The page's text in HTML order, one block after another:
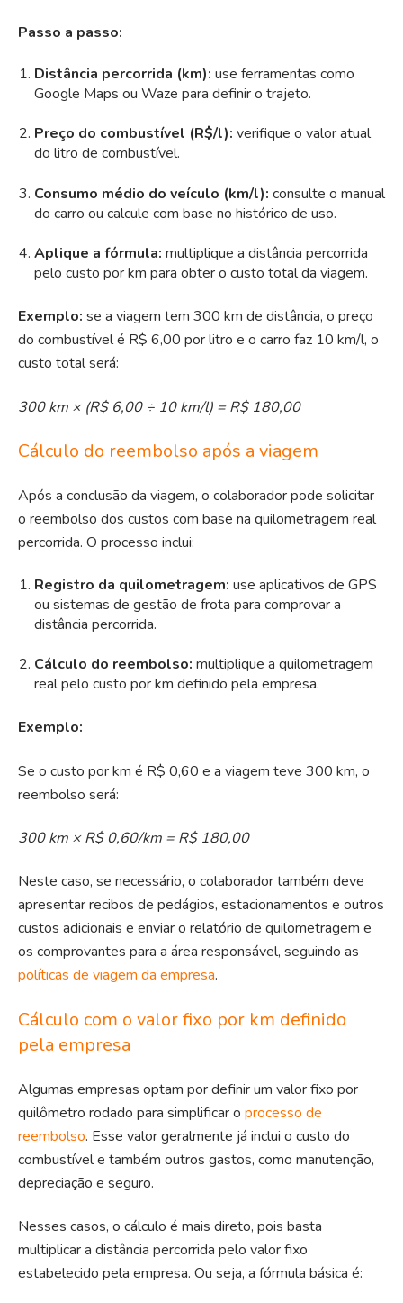
Passo a passo:
Distância percorrida (km): use ferramentas como
Google Maps ou Waze para definir o trajeto.
Preço do combustível (R$/l): verifique o valor atual
do litro de combustível.
Consumo médio do veículo (km/l): consulte o manual
do carro ou calcule com base no histórico de uso.
Aplique a fórmula: multiplique a distância percorrida
pelo custo por km para obter o custo total da viagem.
Exemplo: se a viagem tem 300 km de distância, o preço
do combustível é R$ 6,00 por litro e o carro faz 10 km/l, o
custo total será:
300 km × (R$ 6,00 ÷ 10 km/l) = R$ 180,00
Cálculo do reembolso após a viagem
Após a conclusão da viagem, o colaborador pode solicitar
o reembolso dos custos com base na quilometragem real
percorrida. O processo inclui:
Registro da quilometragem: use aplicativos de GPS
ou sistemas de gestão de frota para comprovar a
distância percorrida.
Cálculo do reembolso: multiplique a quilometragem
real pelo custo por km definido pela empresa.
Exemplo:
Se o custo por km é R$ 0,60 e a viagem teve 300 km, o
reembolso será:
300 km × R$ 0,60/km = R$ 180,00
Neste caso, se necessário, o colaborador também deve
apresentar recibos de pedágios, estacionamentos e outros
custos adicionais e enviar o relatório de quilometragem e
os comprovantes para a área responsável, seguindo as
políticas de viagem da empresa.
Cálculo com o valor fixo por km definido
pela empresa
Algumas empresas optam por definir um valor fixo por
quilômetro rodado para simplificar o processo de
reembolso. Esse valor geralmente já inclui o custo do
combustível e também outros gastos, como manutenção,
depreciação e seguro.
Nesses casos, o cálculo é mais direto, pois basta
multiplicar a distância percorrida pelo valor fixo
estabelecido pela empresa. Ou seja, a fórmula básica é: